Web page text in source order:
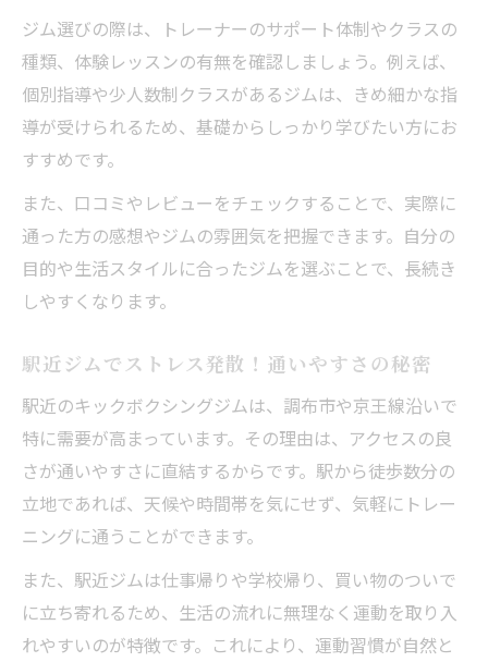
女性や子供にも人気のキックボクシング体
験談
エリアスなど初心者向けキックボクシング
ジムの魅力
サポート万全な駅近ジムで始める安心キッ
クボクシング
調布市で人気のボクササイズとキックボク
シング入門
ジム選びの際は、トレーナーのサポート体制やクラスの
種類、体験レッスンの有無を確認しましょう。例えば、
個別指導や少人数制クラスがあるジムは、きめ細かな指
導が受けられるため、基礎からしっかり学びたい方にお
すすめです。
また、口コミやレビューをチェックすることで、実際に
通った方の感想やジムの雰囲気を把握できます。自分の
目的や生活スタイルに合ったジムを選ぶことで、長続き
しやすくなります。
駅近ジムでストレス発散！通いやすさの秘密
駅近のキックボクシングジムは、調布市や京王線沿いで
特に需要が高まっています。その理由は、アクセスの良
さが通いやすさに直結するからです。駅から徒歩数分の
立地であれば、天候や時間帯を気にせず、気軽にトレー
ニングに通うことができます。
また、駅近ジムは仕事帰りや学校帰り、買い物のついで
に立ち寄れるため、生活の流れに無理なく運動を取り入
れやすいのが特徴です。これにより、運動習慣が自然と